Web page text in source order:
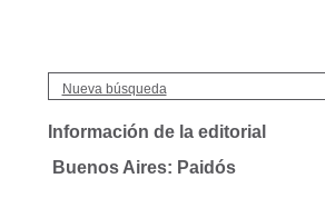
Nueva búsqueda
Información de la editorial
Buenos Aires: Paidós